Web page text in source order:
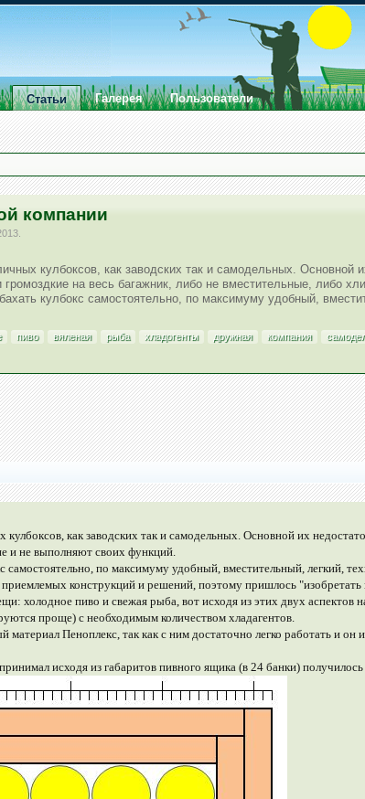
компании
кулбоксов, как заводских так и самодельных. Основной
на весь багажник, либо не вместительные, либо
кулбокс самостоятельно, по максимуму удобный,
пиво вяленая рыба хладогенты дружная компания
как заводских так и самодельных. Основной их
и не выполняют своих функций.
самостоятельно, по максимуму удобный, вместительный, легкий,
конструкций и решений, поэтому пришлось "изобретать
холодное пиво и свежая рыба, вот исходя из этих двух
проще) с необходимым количеством хладагентов.
материал Пеноплекс, так как с ним достаточно легко работать и
исходя из габаритов пивного ящика (в 24 банки)
Статьи Галерея Пользователи